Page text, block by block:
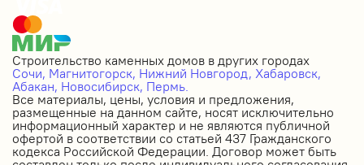
Строительство каменных домов в других городах
Сочи, Магнитогорск, Нижний Новгород, Хабаровск,
Абакан, Новосибирск, Пермь.
Все материалы, цены, условия и предложения,
размещенные на данном сайте, носят исключительно
информационный характер и не являются публичной
офертой в соответствии со статьей 437 Гражданского
кодекса Российской Федерации. Договор может быть